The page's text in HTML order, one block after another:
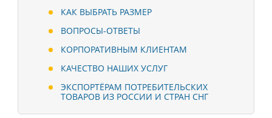
КАК ВЫБРАТЬ РАЗМЕР
ВОПРОСЫ-ОТВЕТЫ
КОРПОРАТИВНЫМ КЛИЕНТАМ
КАЧЕСТВО НАШИХ УСЛУГ
ЭКСПОРТЁРАМ ПОТРЕБИТЕЛЬСКИХ
ТОВАРОВ ИЗ РОССИИ И СТРАН СНГ